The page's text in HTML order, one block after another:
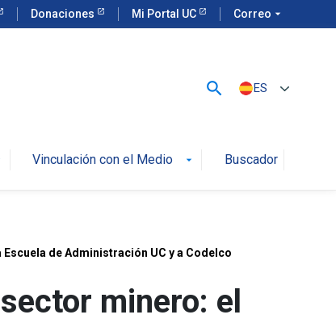
Donaciones Mi Portal UC Correo arrow_drop_down
search ES
Vinculación con el Medio arrow_drop_down Buscador
de Administración UC y a Codelco
minero: el